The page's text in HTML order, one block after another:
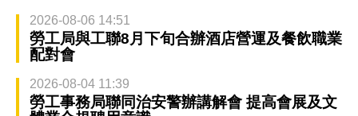
2026-08-06 14:51
勞工局與工聯8月下旬合辦酒店營運及餐飲職業
配對會
2026-08-04 11:39
勞工事務局聯同治安警辦講解會 提高會展及文